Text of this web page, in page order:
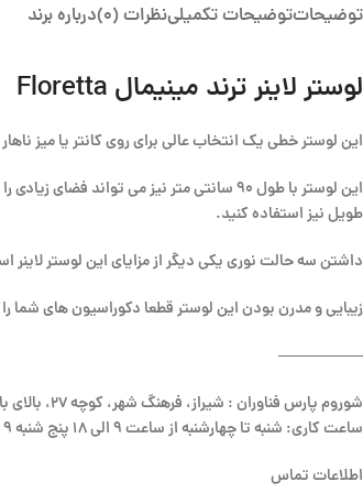
توضیحاتتوضیحات تکمیلینظرات (0) درباره برند
لوستر لاینر ترند مینیمال Floretta
این لوستر خطی یک انتخاب عالی برای روی کانتر یا میز
این لوستر با طول 90 سانتی متر نیز می
طویل نیز استفاده کنید.
داشتن سه حالت نوری یکی دیگر از مزایای این لوستر لاینر
زیبایی و مدرن بودن این لوستر قطعا دکوراسیون های شما
—————–
شوروم پارس فناوران : شیراز، فرهنگ شهر، کوچه 27، بالای بانک سینا ، طبقه 1
ساعت کاری: شنبه تا چهارشنبه از ساعت 9 الی 18 پنج شنبه 9 الی 14
اطلاعات تماس